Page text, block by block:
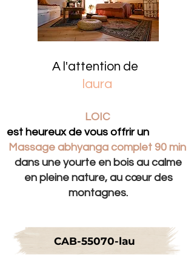
A l'attention de
laura
LOIC
est heureux de vous offrir un
Massage abhyanga complet 90 min
dans une yourte en bois au calme
en pleine nature, au cœur des
montagnes.
CAB-55070-lau